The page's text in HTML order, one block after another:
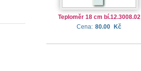
Teploměr 18 cm bí.12.3008.02
Cena: 80.00 Kč